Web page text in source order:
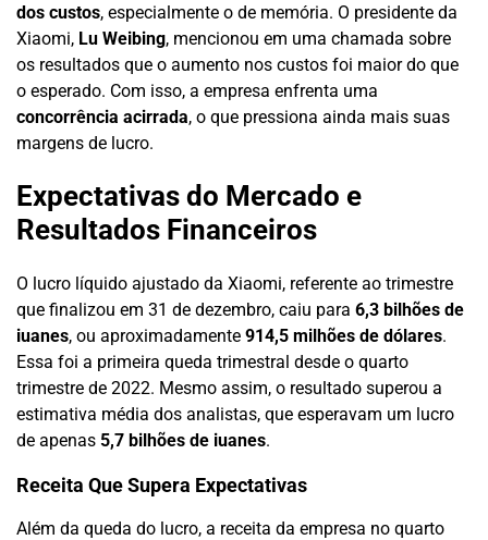
dos custos, especialmente o de memória. O presidente da
Xiaomi, Lu Weibing, mencionou em uma chamada sobre
os resultados que o aumento nos custos foi maior do que
o esperado. Com isso, a empresa enfrenta uma
concorrência acirrada, o que pressiona ainda mais suas
margens de lucro.
Expectativas do Mercado e
Resultados Financeiros
O lucro líquido ajustado da Xiaomi, referente ao trimestre
que finalizou em 31 de dezembro, caiu para 6,3 bilhões de
iuanes, ou aproximadamente 914,5 milhões de dólares.
Essa foi a primeira queda trimestral desde o quarto
trimestre de 2022. Mesmo assim, o resultado superou a
estimativa média dos analistas, que esperavam um lucro
de apenas 5,7 bilhões de iuanes.
Receita Que Supera Expectativas
Além da queda do lucro, a receita da empresa no quarto